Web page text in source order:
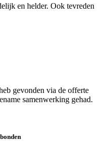
en helder. Ook tevreden
gevonden via de offerte
samenwerking gehad.